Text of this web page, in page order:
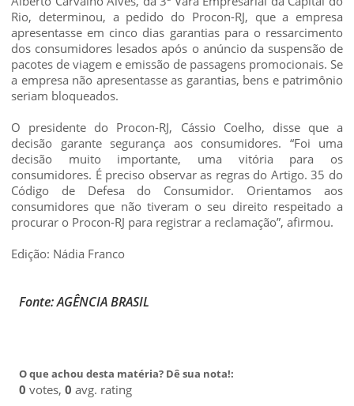
Rio, determinou, a pedido do Procon-RJ, que a empresa
apresentasse em cinco dias garantias para o ressarcimento
dos consumidores lesados após o anúncio da suspensão de
pacotes de viagem e emissão de passagens promocionais. Se
a empresa não apresentasse as garantias, bens e patrimônio
seriam bloqueados.
O presidente do Procon-RJ, Cássio Coelho, disse que a
decisão garante segurança aos consumidores. “Foi uma
decisão muito importante, uma vitória para os
consumidores. É preciso observar as regras do Artigo. 35 do
Código de Defesa do Consumidor. Orientamos aos
consumidores que não tiveram o seu direito respeitado a
procurar o Procon-RJ para registrar a reclamação”, afirmou.
Edição: Nádia Franco
Fonte: AGÊNCIA BRASIL
O que achou desta matéria? Dê sua nota!:
0 votes, 0 avg. rating